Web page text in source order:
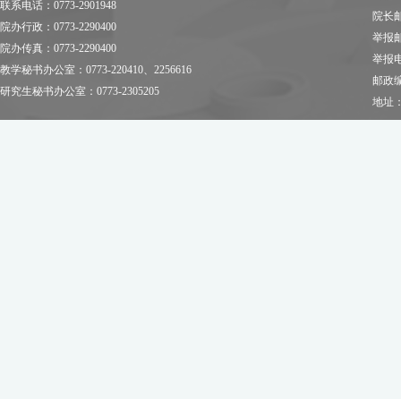
联系电话：0773-2901948
院办行政：0773-2290400
院办传真：0773-2290400
教学秘书办公室：0773-220410、2256616
研究生秘书办公室：0773-2305205
院长
举报
举报
邮政
地址